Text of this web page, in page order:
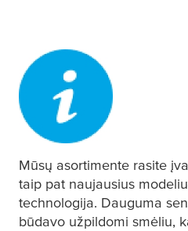
Mūsų asortimente rasite
taip pat naujausius
technologija. Dauguma
būdavo užpildomi smėliu,